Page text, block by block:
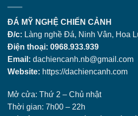
ĐÁ MỸ NGHỆ CHIẾN CẢNH
Đ/c: Làng nghề Đá, Ninh Vân, Hoa
Điện thoại: 0968.933.939
Email: dachiencanh.nb@gmail.com
Website: https://dachiencanh.com
Mở cửa: Thứ 2 – Chủ nhật
Thời gian: 7h00 – 22h